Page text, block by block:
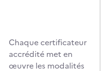
Chaque certificateur
accrédité met en
œuvre les modalités